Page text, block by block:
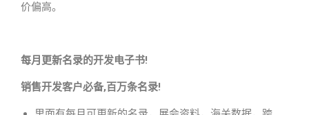
价偏高。
每月更新名录的开发电子书!
销售开发客户必备,百万条名录!